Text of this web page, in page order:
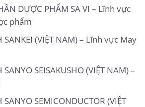
DƯỢC PHẨM SA VI – Lĩnh vực
phẩm
SANKEI (VIỆT NAM) – Lĩnh vực May
SEISAKUSHO (VIỆT NAM) –
SANYO SEMICONDUCTOR (VIỆT